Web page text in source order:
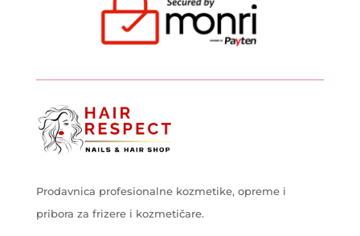
Prodavnica profesionalne kozmetike, opreme i
pribora za frizere i kozmetičare.